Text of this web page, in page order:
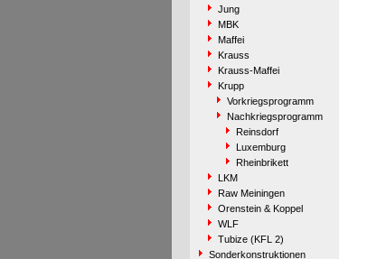
Jung
MBK
Maffei
Krauss
Krauss-Maffei
Krupp
Vorkriegsprogramm
Nachkriegsprogramm
Reinsdorf
Luxemburg
Rheinbrikett
LKM
Raw Meiningen
Orenstein & Koppel
WLF
Tubize (KFL 2)
Sonderkonstruktionen